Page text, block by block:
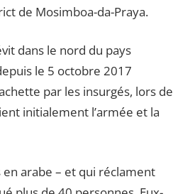
de Mosimboa-da-Praya.
dans le nord du pays
le 5 octobre 2017
par les insurgés, lors de
initialement l’armée et la
arabe – et qui réclament